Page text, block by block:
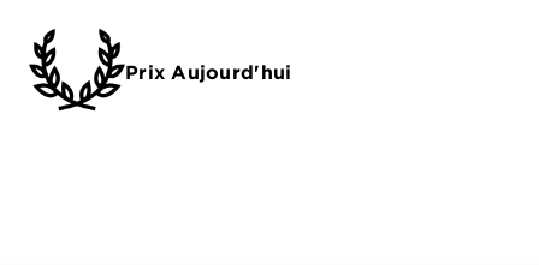
Prix Aujourd'hui